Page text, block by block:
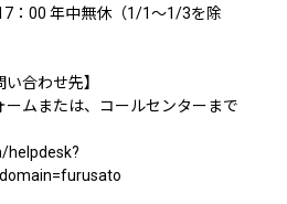
：00 年中無休（1/1～1/3を除
合わせ先】
ームまたは、コールセンターまで
helpdesk?